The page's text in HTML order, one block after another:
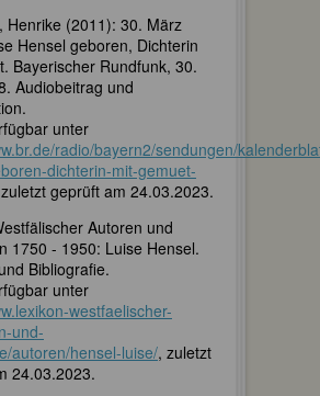
Henrike (2011): 30. März
Hensel geboren, Dichterin
Bayerischer Rundfunk, 30.
Audiobeitrag und
unter
radio/bayern2/sendungen/
dichterin-mit-gemuet-
geprüft am 24.03.2023.
Autoren und
1750 - 1950: Luise Hensel.
Bibliografie.
unter
westfaelischer-
und-
autoren/hensel-luise/, zuletzt
24.03.2023.